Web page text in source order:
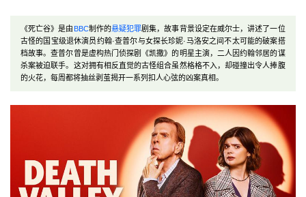
《死亡谷》是由 BBC制作的悬疑犯罪剧集，故事背景设定在威尔士，讲述了一位
古怪的国宝级退休演员约翰·查普尔与女探长珍妮·马洛安之间不太可能的破案搭
档故事。查普尔曾是虚构热门侦探剧《凯撒》的明星主演，二人因约翰邻居的谋
杀案被迫联手。这对拥有相反直觉的古怪组合虽然格格不入，却碰撞出令人捧腹
的火花，每周都将抽丝剥茧揭开一系列扣人心弦的凶案真相。